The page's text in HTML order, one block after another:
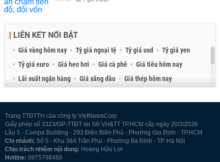
LIÊN KẾT NỔI BẬT
Giá vàng hôm nay Tỷ giá ngoại tệ Tỷ giá usd
Tỷ giá yen
Tỷ giá euro
Giá heo hơi Giá cà phê
Giá tiêu hôm nay
Lãi suất ngân hàng
Giá xăng dầu
Giá thép hôm nay
Trang TTĐTTH của công ty VietNewsCorp
Giấy phép số 3323/GP-TTĐT do Sở VH&TT TP.HCM cấp ngày 20/3/2026
Lầu 5 - Compa Building - 293 Điện Biên Phủ - Phường Gia Định - TP.HCM
Chi nhánh: Số 5 - Khu 38A Trần Phú - Phường Ba Đình - TP. Hà Nội
Chịu trách nhiệm nội dung: Hoàng Hữu Lợi
Hotline: 0975798489